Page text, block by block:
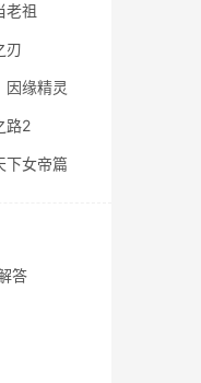
老祖
刃
因缘精灵
路2
下女帝篇
答